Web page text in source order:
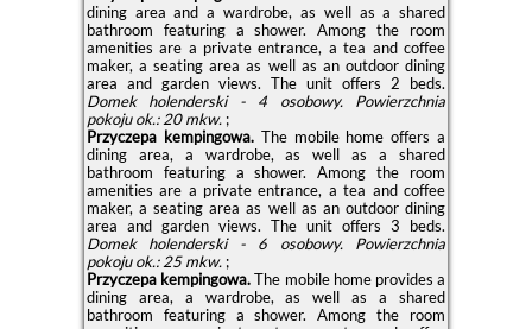
dining area and a wardrobe, as well as a shared
bathroom featuring a shower. Among the room
amenities are a private entrance, a tea and coffee
maker, a seating area as well as an outdoor dining
area and garden views. The unit offers 2 beds.
Domek holenderski - 4 osobowy.
Powierzchnia
pokoju ok.: 20 mkw.;
Przyczepa kempingowa.The mobile home offers a
dining area, a wardrobe, as well as a shared
bathroom featuring a shower. Among the room
amenities are a private entrance, a tea and coffee
maker, a seating area as well as an outdoor dining
area and garden views. The unit offers 3 beds.
Domek holenderski - 6 osobowy.
Powierzchnia
pokoju ok.: 25 mkw.;
Przyczepa kempingowa.The mobile home provides a
dining area, a wardrobe, as well as a shared
bathroom featuring a shower. Among the room